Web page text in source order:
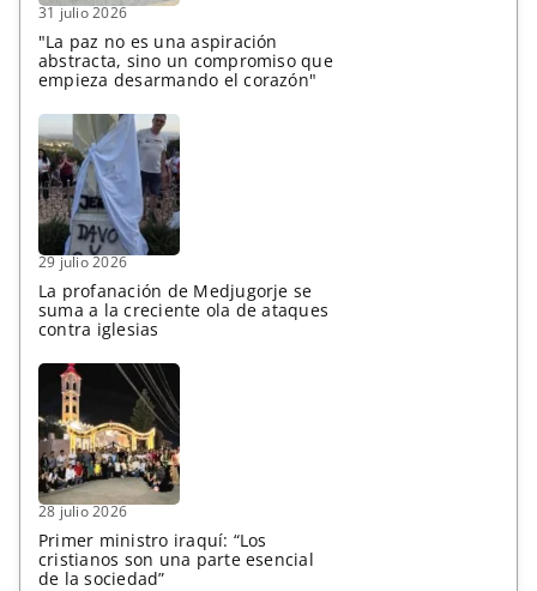
31 julio 2026
"La paz no es una aspiración
abstracta, sino un compromiso que
empieza desarmando el corazón"
29 julio 2026
La profanación de Medjugorje se
suma a la creciente ola de ataques
contra iglesias
28 julio 2026
Primer ministro iraquí: “Los
cristianos son una parte esencial
de la sociedad”